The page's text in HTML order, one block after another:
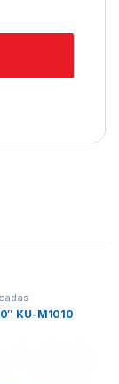
KU-M1010